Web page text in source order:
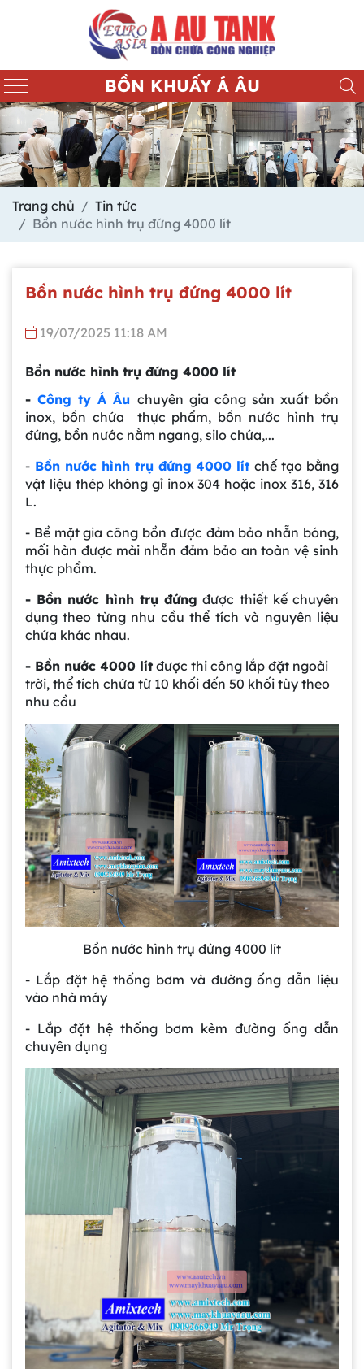
BỒN KHUẤY Á ÂU
Trang chủ
Tin tức
Bồn nước hình trụ đứng 4000 lít
Bồn nước hình trụ đứng 4000 lít
19/07/2025 11:18 AM
Bồn nước hình trụ đứng 4000 lít
-Công ty Á Âu chuyên gia công sản xuất bồn
inox, bồn chứa thực phẩm, bồn nước hình trụ
đứng, bồn nước nằm ngang, silo chứa,...
- Bồn nước hình trụ đứng 4000 lít chế tạo bằng
vật liệu thép không gỉ inox 304 hoặc inox 316, 316
L.
- Bề mặt gia công bồn được đảm bảo nhẵn bóng,
mối hàn được mài nhẵn đảm bảo an toàn vệ sinh
thực phẩm.
- Bồn nước hình trụ đứng được thiết kế chuyên
dụng theo từng nhu cầu thể tích và nguyên liệu
chứa khác nhau.
- Bồn nước 4000 lít được thi công lắp đặt ngoài
trời, thể tích chứa từ 10 khối đến 50 khối tùy theo
nhu cầu
Bồn nước hình trụ đứng 4000 lít
- Lắp đặt hệ thống bơm và đường ống dẫn liệu
vào nhà máy
- Lắp đặt hệ thống bơm kèm đường ống dẫn
chuyên dụng